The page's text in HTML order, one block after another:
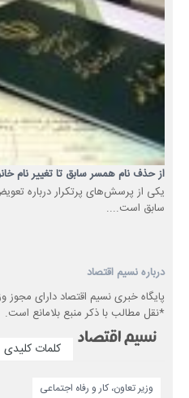
از حذف نام همسر سابق تا تغییر نام
یکی از پرسش‌های پرتکرار درباره
سابق است....
درباره نسیم اقتصاد
پایگاه خبری نسیم اقتصاد دارای مجوز
*نقل مطالب با ذکر منبع بلامانع است.
کلمات کلیدی
وزیر تعاون، کار و رفاه اجتماعی